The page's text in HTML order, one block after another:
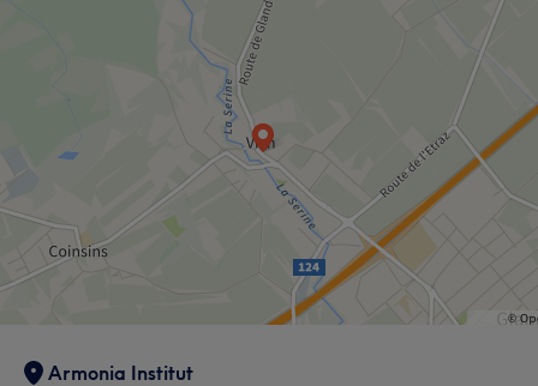
Armonia Institut